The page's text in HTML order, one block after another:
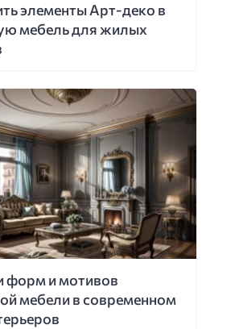
элементы Арт-деко в
мебель для жилых
форм и мотивов
мебели в современном